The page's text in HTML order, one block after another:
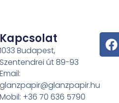
Kapcsolat
1033 Budapest,
Szentendrei út 89-93
Email:
glanzpapir@glanzpapir.hu
Mobil: +36 70 636 5790